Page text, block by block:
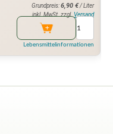
Grundpreis:6,90 €/ Liter
inkl. MwSt. zzgl. Versand
Lebensmittelinformationen